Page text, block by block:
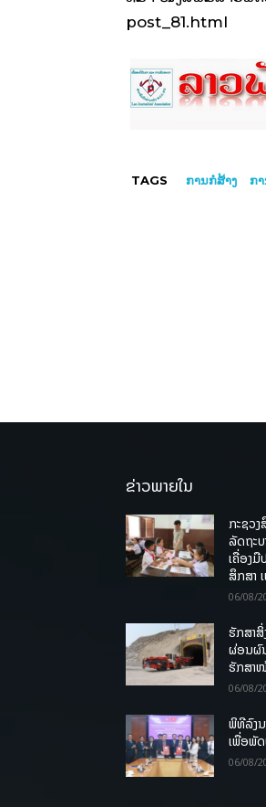
post_81.html
TAGS ການກໍ່ສ້າງ ກ
ຂ່າວພາຍໃນ
ກະຊວ
ລັດຖະ
ເຄື່ອງມື
ສຶກສາ
06/08/
ຮັກສາ
ຜ່ອນຜົ
ຮັກສາ
06/08/
ພິທີລົງ
ເພື່ອພັ
06/08/